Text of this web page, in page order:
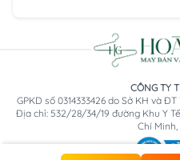
CÔNG TY
GPKD số 0314333426 do Sở KH và
Địa chỉ: 532/28/34/19 đường Khu Y
Chí